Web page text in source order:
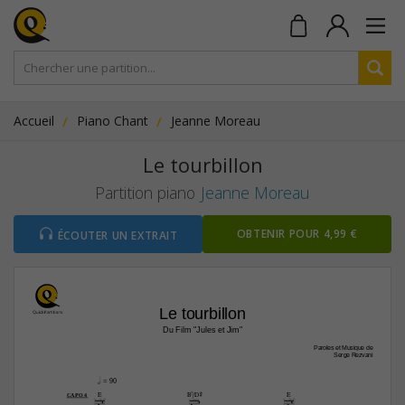
Accueil Piano Chant Jeanne Moreau
Le tourbillon
Partition piano Jeanne Moreau
ÉCOUTER UN EXTRAIT OBTENIR POUR 4,99 €
Paroles et Musique de
Serge Rezvani
Le tourbillon
h. = 90
CAPO 4 E B7/D© E
Du Film "Jules et Jim"